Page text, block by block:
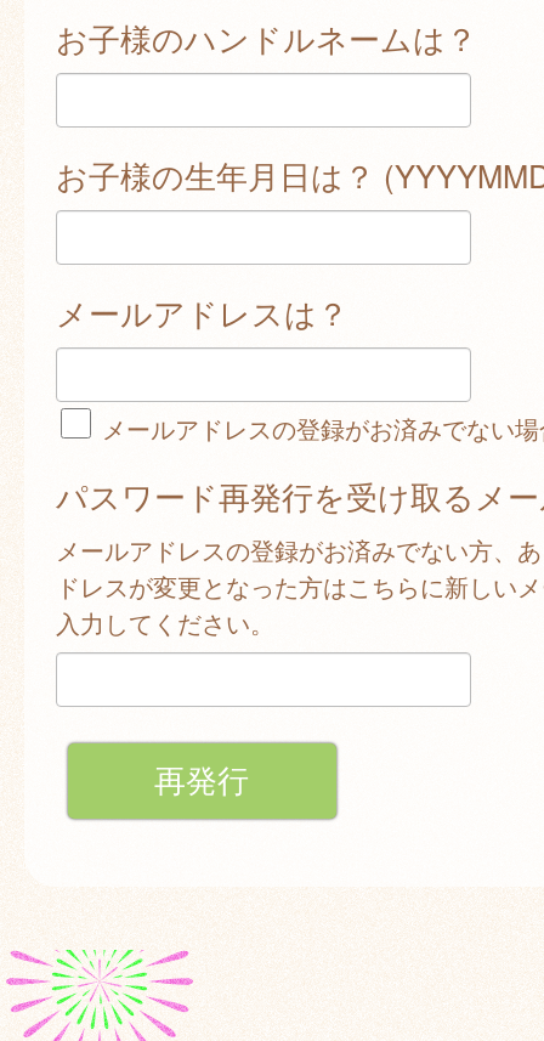
お子様のハンドルネームは？
お子様の生年月日は？
メールアドレスは？
メールアドレスの登録がお済みでない
パスワード再発行を受け取るメ
メールアドレスの登録がお済みでない方、
ドレスが変更となった方はこちらに新しい
入力してください。